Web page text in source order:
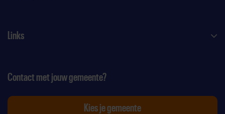
Links
Contact met jouw gemeente?
Kies je gemeente